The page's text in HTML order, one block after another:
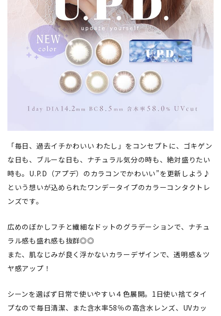
「毎日、過去イチかわいい わたし」をコンセプトに、ゴキゲン
な日も、ブルーな日も、ナチュラル気分の時も、絶対盛りたい
時も。U.P.D（アプデ）のカラコンでかわいい”を更新しよう♪
という想いが込められたワンデータイプのカラーコンタクトレ
ンズです。
広めのぼかしフチと繊細なドットのグラデーションで、ナチュ
ラル感も盛れ感も抜群◎◎
また、肌なじみが良く浮かないカラーデザインで、透明感＆ツ
ヤ感アップ！
シーンを選ばず日常で使いやすい４色展開。1日使い捨てタイ
プなので毎日清潔、また含水率58％の高含水レンズ、UVカッ